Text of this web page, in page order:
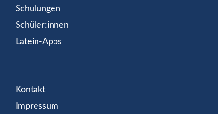
Schulungen
Schüler:innen
Latein-Apps
Kontakt
Impressum